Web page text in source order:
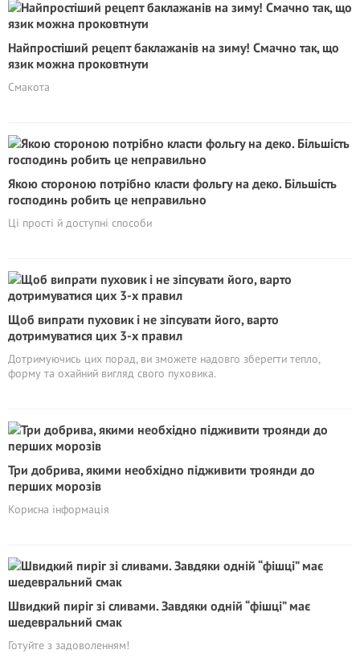
Найпростіший рецепт баклажанів на зиму! Смачно так, що
язик можна проковтнути
Смакота
Якою стороною потрібно класти фольгу на деко. Більшість
господинь робить це неправильно
Ці прості й доступні способи
Щоб випрати пуховик і не зіпсувати його, варто
дотримуватися цих 3-х правил
Дотримуючись цих порад, ви зможете надовго зберегти тепло,
форму та охайний вигляд свого пуховика.
Три добрива, якими необхідно підживити троянди до
перших морозів
Корисна iнформація
Швидкий пиріг зі сливами. Завдяки одній “фішці” має
шедевральний смак
Готуйте з задоволенням!